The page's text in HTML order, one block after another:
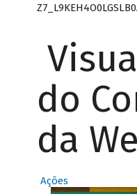
do
da
Ações